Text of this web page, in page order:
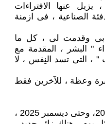
يزيل عنها الافتراءات
الصناعية ، فى ازمنة
طبخت سنة 2025 عقابى وقدمت لى ، كل ما
" البشر ، المقدمة مع
" ، التى تسد النِفس ، لا
وعظة ، للآخرين فقط
طوال سنة 2025 ، من يناير 2025، وحتى ديسمبر 2025 ،